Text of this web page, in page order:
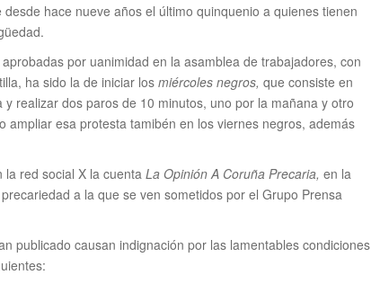
hace nueve años el último quinquenio a quienes tienen
por uanimidad en la asamblea de trabajadores, con
ha sido la de iniciar losmiércoles negros, que consiste en
realizar dos paros de 10 minutos, uno por la mañana y otro
ampliar esa protesta tamibén en los viernes negros, además
red social X la cuenta La Opinión A Coruña Precaria, en la
a la que se ven sometidos por el Grupo Prensa
publicado causan indignación por las lamentables condiciones